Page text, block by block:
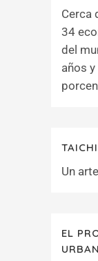
Cerca
34
del
años
Un
EL